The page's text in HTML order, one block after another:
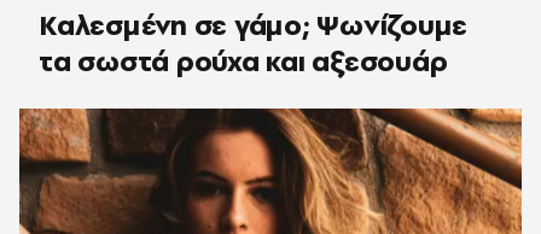
Καλεσμένη σε γάμο; Ψωνίζουμε
τα σωστά ρούχα και αξεσουάρ